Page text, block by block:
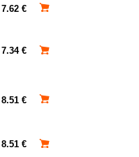
7.62 €
7.34 €
8.51 €
8.51 €